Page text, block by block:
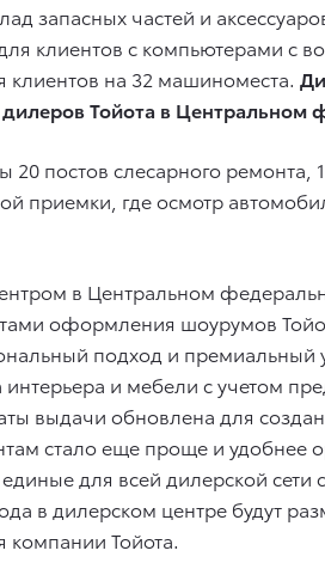
запасных частей и
клиентов с компьютерами с
клиентов на 32 машиноместа.
Тойота в Центральном
постов слесарного ремонта,
приемки, где осмотр
в Центральном
оформления шоурумов
подход и премиальный
и мебели с учетом
выдачи обновлена для
стало еще проще и удобнее
для всей дилерской сети
в дилерском центре будут
Тойота.